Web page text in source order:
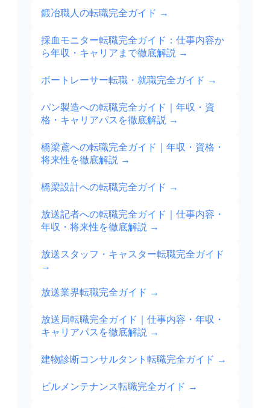
鍛冶職人の転職完全ガイド →
採血モニター転職完全ガイド：仕事内容か
ら年収・キャリアまで徹底解説 →
ボートレーサー転職・就職完全ガイド →
パン製造への転職完全ガイド｜年収・資
格・キャリアパスを徹底解説 →
橋梁鳶への転職完全ガイド｜年収・資格・
将来性を徹底解説 →
橋梁設計への転職完全ガイド →
放送記者への転職完全ガイド｜仕事内容・
年収・将来性を徹底解説 →
放送スタッフ・キャスター転職完全ガイド
→
放送業界転職完全ガイド →
放送局転職完全ガイド｜仕事内容・年収・
キャリアパスを徹底解説 →
建物診断コンサルタント転職完全ガイド →
ビルメンテナンス転職完全ガイド →